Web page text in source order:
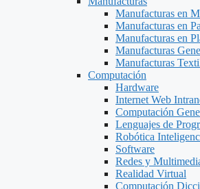
Manufacturas en
Manufacturas en
Manufacturas en
Manufacturas
Manufacturas
Computación
Hardware
Internet Web
Computación
Lenguajes de
Robótica
Software
Redes y
Realidad Virtual
Computación